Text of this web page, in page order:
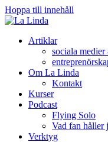
Hoppa till innehåll
Artiklar
sociala
Om La Linda
Kontakt
Kurser
Podcast
Flying Solo
Vad fan håller
Verktyg